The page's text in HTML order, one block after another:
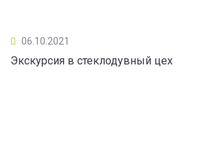
06.10.2021
Экскурсия в стеклодувный цех